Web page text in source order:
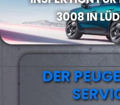
3008 IN
DER